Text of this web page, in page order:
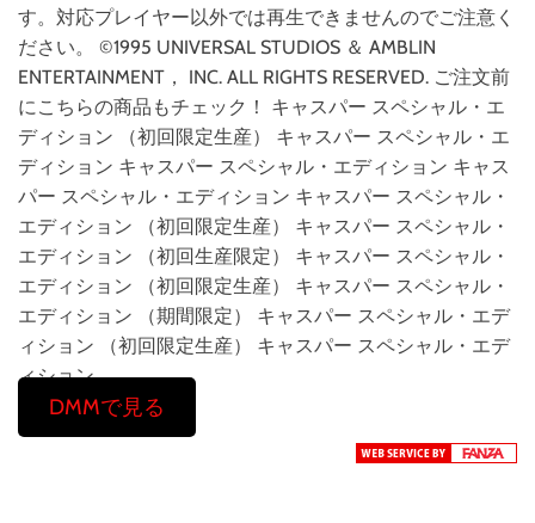
す。対応プレイヤー以外では再生できませんのでご注意く
ださい。 ©1995 UNIVERSAL STUDIOS ＆ AMBLIN
ENTERTAINMENT， INC. ALL RIGHTS RESERVED. ご注文前
にこちらの商品もチェック！ キャスパー スペシャル・エ
ディション （初回限定生産） キャスパー スペシャル・エ
ディション キャスパー スペシャル・エディション キャス
パー スペシャル・エディション キャスパー スペシャル・
エディション （初回限定生産） キャスパー スペシャル・
エディション （初回生産限定） キャスパー スペシャル・
エディション （初回限定生産） キャスパー スペシャル・
エディション （期間限定） キャスパー スペシャル・エデ
ィション （初回限定生産） キャスパー スペシャル・エデ
ィション
DMMで見る